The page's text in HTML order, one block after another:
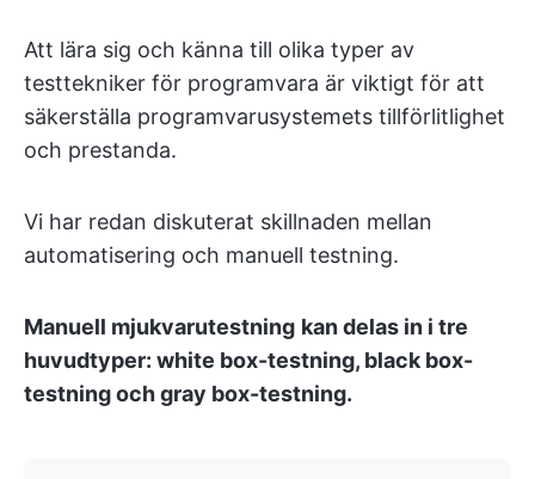
Att lära sig och känna till olika typer av
testtekniker för programvara är viktigt för att
säkerställa programvarusystemets tillförlitlighet
och prestanda.
Vi har redan diskuterat skillnaden mellan
automatisering och manuell testning.
Manuell mjukvarutestning kan delas in i tre
huvudtyper: white box-testning, black box-
testning och gray box-testning.